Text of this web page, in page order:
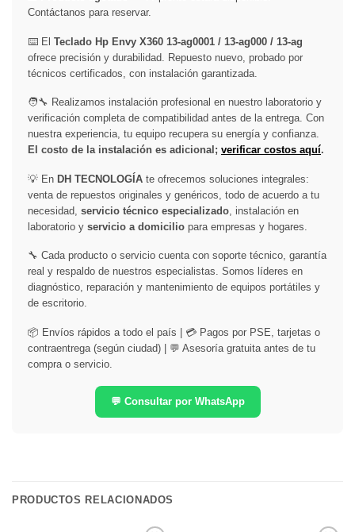
Contáctanos para reservar.
⌨️ El Teclado Hp Envy X360 13-ag0001 / 13-ag000 / 13-ag
ofrece precisión y durabilidad. Repuesto nuevo, probado por
técnicos certificados, con instalación garantizada.
🧑‍🔧 Realizamos instalación profesional en nuestro laboratorio y
verificación completa de compatibilidad antes de la entrega. Con
nuestra experiencia, tu equipo recupera su energía y confianza.
El costo de la instalación es adicional; verificar costos aquí.
💡 En DH TECNOLOGÍA te ofrecemos soluciones integrales:
venta de repuestos originales y genéricos, todo de acuerdo a tu
necesidad, servicio técnico especializado , instalación en
laboratorio y servicio a domicilio para empresas y hogares.
🔧 Cada producto o servicio cuenta con soporte técnico, garantía
real y respaldo de nuestros especialistas. Somos líderes en
diagnóstico, reparación y mantenimiento de equipos portátiles y
de escritorio.
📦 Envíos rápidos a todo el país | 💳 Pagos por PSE, tarjetas o
contraentrega (según ciudad) | 💬 Asesoría gratuita antes de tu
compra o servicio.
💬 Consultar por WhatsApp
PRODUCTOS RELACIONADOS